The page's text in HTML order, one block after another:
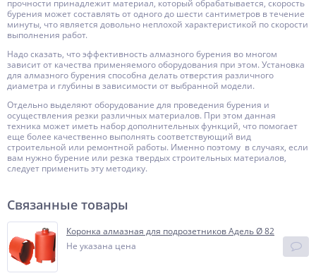
прочности принадлежит материал, который обрабатывается, скорость
бурения может составлять от одного до шести сантиметров в течение
минуты, что является довольно неплохой характеристикой по скорости
выполнения работ.
Надо сказать, что эффективность алмазного бурения во многом
зависит от качества применяемого оборудования при этом. Установка
для алмазного бурения способна делать отверстия различного
диаметра и глубины в зависимости от выбранной модели.
Отдельно выделяют оборудование для проведения бурения и
осуществления резки различных материалов. При этом данная
техника может иметь набор дополнительных функций, что помогает
еще более качественно выполнять соответствующий вид
строительной или ремонтной работы. Именно поэтому в случаях, если
вам нужно бурение или резка твердых строительных материалов,
следует применить эту методику.
Связанные товары
Коронка алмазная для подрозетников Адель Ø 82
Не указана цена